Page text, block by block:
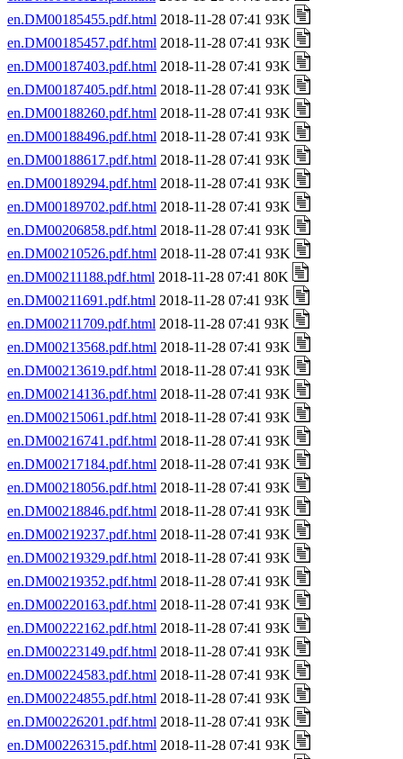
en.DM00185455.pdf.html 2018-11-28 07:41 93K
en.DM00185457.pdf.html 2018-11-28 07:41 93K
en.DM00187403.pdf.html 2018-11-28 07:41 93K
en.DM00187405.pdf.html 2018-11-28 07:41 93K
en.DM00188260.pdf.html 2018-11-28 07:41 93K
en.DM00188496.pdf.html 2018-11-28 07:41 93K
en.DM00188617.pdf.html 2018-11-28 07:41 93K
en.DM00189294.pdf.html 2018-11-28 07:41 93K
en.DM00189702.pdf.html 2018-11-28 07:41 93K
en.DM00206858.pdf.html 2018-11-28 07:41 93K
en.DM00210526.pdf.html 2018-11-28 07:41 93K
en.DM00211188.pdf.html 2018-11-28 07:41 80K
en.DM00211691.pdf.html 2018-11-28 07:41 93K
en.DM00211709.pdf.html 2018-11-28 07:41 93K
en.DM00213568.pdf.html 2018-11-28 07:41 93K
en.DM00213619.pdf.html 2018-11-28 07:41 93K
en.DM00214136.pdf.html 2018-11-28 07:41 93K
en.DM00215061.pdf.html 2018-11-28 07:41 93K
en.DM00216741.pdf.html 2018-11-28 07:41 93K
en.DM00217184.pdf.html 2018-11-28 07:41 93K
en.DM00218056.pdf.html 2018-11-28 07:41 93K
en.DM00218846.pdf.html 2018-11-28 07:41 93K
en.DM00219237.pdf.html 2018-11-28 07:41 93K
en.DM00219329.pdf.html 2018-11-28 07:41 93K
en.DM00219352.pdf.html 2018-11-28 07:41 93K
en.DM00220163.pdf.html 2018-11-28 07:41 93K
en.DM00222162.pdf.html 2018-11-28 07:41 93K
en.DM00223149.pdf.html 2018-11-28 07:41 93K
en.DM00224583.pdf.html 2018-11-28 07:41 93K
en.DM00224855.pdf.html 2018-11-28 07:41 93K
en.DM00226201.pdf.html 2018-11-28 07:41 93K
en.DM00226315.pdf.html 2018-11-28 07:41 93K